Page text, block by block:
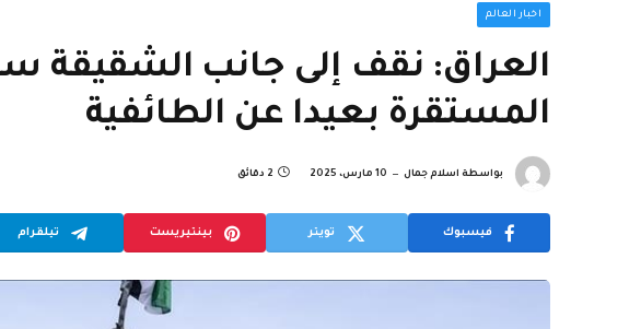
اخبار العالم
العراق: نقف إلى جانب الشقيقة
المستقرة بعيدا عن الطائفية
بواسطة اسلام جمال 10 مارس، 2025 2 دقائق
فيسبوك تويتر بينتيريست تيلقرام